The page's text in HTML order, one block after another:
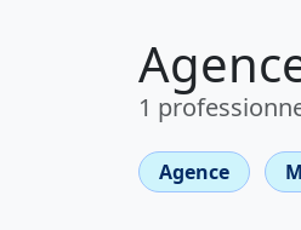
1
Agence